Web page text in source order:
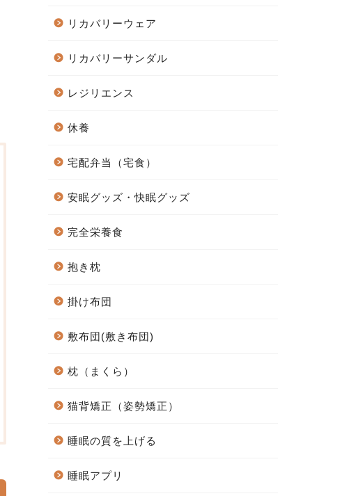
リカバリーウェア
リカバリーサンダル
レジリエンス
休養
宅配弁当（宅食）
安眠グッズ・快眠グッズ
完全栄養食
抱き枕
掛け布団
敷布団(敷き布団)
枕（まくら）
猫背矯正（姿勢矯正）
睡眠の質を上げる
睡眠アプリ